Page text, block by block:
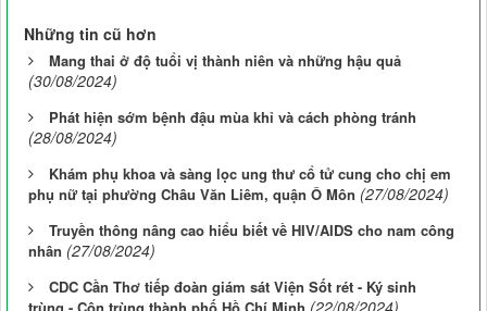
Những tin cũ hơn
Mang thai ở độ tuổi vị thành niên và những hậu quả
(30/08/2024)
Phát hiện sớm bệnh đậu mùa khỉ và cách phòng tránh
(28/08/2024)
Khám phụ khoa và sàng lọc ung thư cổ tử cung cho chị em
phụ nữ tại phường Châu Văn Liêm, quận Ô Môn (27/08/2024)
Truyền thông nâng cao hiểu biết về HIV/AIDS cho nam công
nhân (27/08/2024)
CDC Cần Thơ tiếp đoàn giám sát Viện Sốt rét - Ký sinh